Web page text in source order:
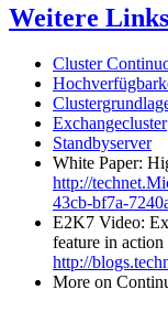
Weitere Links
Cluster
Exchangecluster
Standbyserver
White Paper:
http://
43cb-bf7a-
E2K7 Video:
feature in action
http://
More on